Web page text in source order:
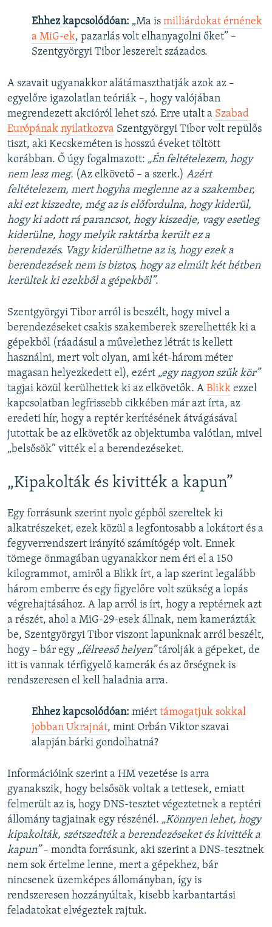
Ehhez kapcsolódóan: „Ma is milliárdokat érnének
a MiG-ek, pazarlás volt elhanyagolni őket” –
Szentgyörgyi Tibor leszerelt százados.
A szavait ugyanakkor alátámaszthatják azok az –
egyelőre igazolatlan teóriák –, hogy valójában
megrendezett akcióról lehet szó. Erre utalt a Szabad
Európának nyilatkozva Szentgyörgyi Tibor volt repülős
tiszt, aki Kecskeméten is hosszú éveket töltött
korábban. Ő úgy fogalmazott: „Én feltételezem, hogy
nem lesz meg. (Az elkövető – a szerk.) Azért
feltételezem, mert hogyha meglenne az a szakember,
aki ezt kiszedte, még az is előfordulna, hogy kiderül,
hogy ki adott rá parancsot, hogy kiszedje, vagy esetleg
kiderülne, hogy melyik raktárba került ez a
berendezés. Vagy kiderülhetne az is, hogy ezek a
berendezések nem is biztos, hogy az elmúlt két hétben
kerültek ki ezekből a gépekből”.
Szentgyörgyi Tibor arról is beszélt, hogy mivel a
berendezéseket csakis szakemberek szerelhették ki a
gépekből (ráadásul a művelethez létrát is kellett
használni, mert volt olyan, ami két-három méter
magasan helyezkedett el), ezért „egy nagyon szűk kör”
tagjai közül kerülhettek ki az elkövetők. A Blikk ezzel
kapcsolatban legfrissebb cikkében már azt írta, az
eredeti hír, hogy a reptér kerítésének átvágásával
jutottak be az elkövetők az objektumba valótlan, mivel
„belsősök” vitték el a berendezéseket.
„Kipakolták és kivitték a kapun”
Egy forrásunk szerint nyolc gépből szereltek ki
alkatrészeket, ezek közül a legfontosabb a lokátort és a
fegyverrendszert irányító számítógép volt. Ennek
tömege önmagában ugyanakkor nem éri el a 150
kilogrammot, amiről a Blikk írt, a lap szerint legalább
három emberre és egy figyelőre volt szükség a lopás
végrehajtásához. A lap arról is írt, hogy a reptérnek azt
a részét, ahol a MiG-29-esek állnak, nem kamerázták
be, Szentgyörgyi Tibor viszont lapunknak arról beszélt,
hogy – bár egy „félreeső helyen”tárolják a gépeket, de
itt is vannak térfigyelő kamerák és az őrségnek is
rendszeresen el kell haladnia arra.
Ehhez kapcsolódóan: miért támogatjuk sokkal
jobban Ukrajnát, mint Orbán Viktor szavai
alapján bárki gondolhatná?
Információink szerint a HM vezetése is arra
gyanakszik, hogy belsősök voltak a tettesek, emiatt
felmerült az is, hogy DNS-tesztet végeztetnek a reptéri
állomány tagjainak egy részénél. „Könnyen lehet, hogy
kipakolták, szétszedték a berendezéseket és kivitték a
kapun”– mondta forrásunk, aki szerint a DNS-tesztnek
nem sok értelme lenne, mert a gépekhez, bár
nincsenek üzemképes állományban, így is
rendszeresen hozzányúltak, kisebb karbantartási
feladatokat elvégeztek rajtuk.